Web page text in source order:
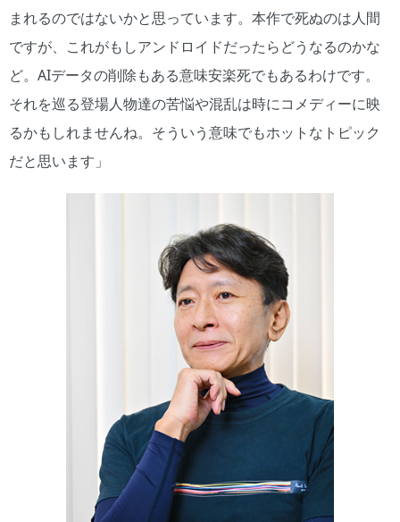
まれるのではないかと思っています。本作で死ぬのは人間
ですが、これがもしアンドロイドだったらどうなるのかな
ど。AIデータの削除もある意味安楽死でもあるわけです。
それを巡る登場人物達の苦悩や混乱は時にコメディーに映
るかもしれませんね。そういう意味でもホットなトピック
だと思います」